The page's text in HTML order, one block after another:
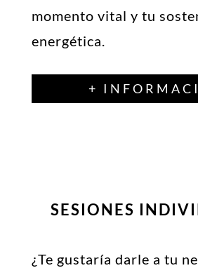
momento vital y tu
energética.
+
SESIONES
¿Te gustaría darle a tu